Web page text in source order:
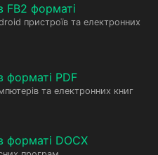
FB2 форматі
пристроїв та електронних
форматі PDF
та електронних книг
форматі DOCX